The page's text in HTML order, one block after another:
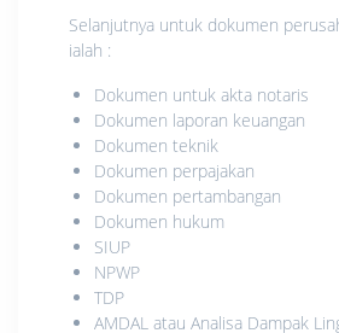
Selanjutnya untuk dokumen
ialah :
Dokumen untuk akta notaris
Dokumen laporan keuangan
Dokumen teknik
Dokumen perpajakan
Dokumen pertambangan
Dokumen hukum
SIUP
NPWP
TDP
AMDAL atau Analisa Dampak